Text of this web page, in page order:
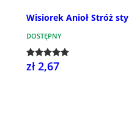
Wisiorek Anioł Stróż
DOSTĘPNY
zł 2,67